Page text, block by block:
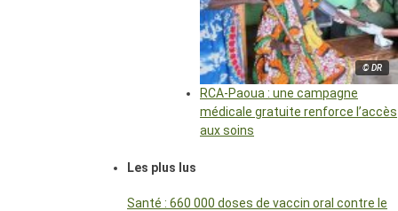
© DR
RCA-Paoua : une campagne
médicale gratuite renforce l’accès
aux soins
Les plus lus
Santé : 660 000 doses de vaccin oral contre le